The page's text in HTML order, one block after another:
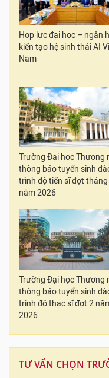
Hợp lực đại học – ngân
kiến tạo hệ sinh thái AI
Nam
Trường Đại học Thương
thông báo tuyển sinh
trình độ tiến sĩ đợt tháng
năm 2026
Trường Đại học Thương
thông báo tuyển sinh
trình độ thạc sĩ đợt 2
2026
TƯ VẤN CHỌN